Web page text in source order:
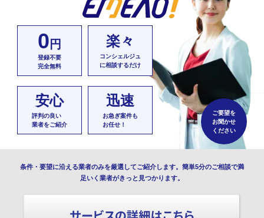
0 円
登録不要
完全無料
楽々
コンシェルジュ
に相談するだけ
安心
評判の良い
業者をご紹介
迅速
お急ぎ案件も
お任せ！
ご要望を
お聞かせ
ください
条件・要望に沿える業者のみを厳選してご紹介します。簡単5分のご相談で満
足いく業者がきっと見つかります。